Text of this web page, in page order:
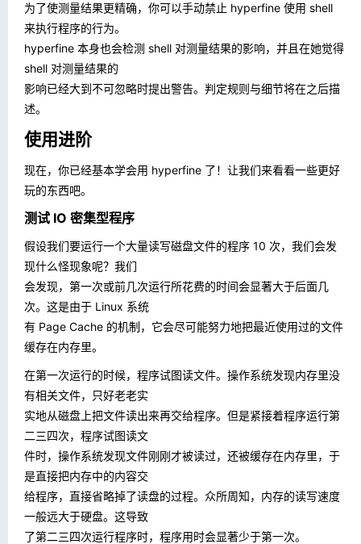
为了使测量结果更精确，你可以手动禁止 hyperfine 使用 shell
来执行程序的行为。
hyperfine 本身也会检测 shell 对测量结果的影响，并且在她觉得
shell 对测量结果的
影响已经大到不可忽略时提出警告。判定规则与细节将在之后描
述。
使用进阶
现在，你已经基本学会用 hyperfine 了！让我们来看看一些更好
玩的东西吧。
测试 IO 密集型程序
假设我们要运行一个大量读写磁盘文件的程序 10 次，我们会发
现什么怪现象呢？我们
会发现，第一次或前几次运行所花费的时间会显著大于后面几
次。这是由于 Linux 系统
有 Page Cache 的机制，它会尽可能努力地把最近使用过的文件
缓存在内存里。
在第一次运行的时候，程序试图读文件。操作系统发现内存里没
有相关文件，只好老老实
实地从磁盘上把文件读出来再交给程序。但是紧接着程序运行第
二三四次，程序试图读文
件时，操作系统发现文件刚刚才被读过，还被缓存在内存里，于
是直接把内存中的内容交
给程序，直接省略掉了读盘的过程。众所周知，内存的读写速度
一般远大于硬盘。这导致
了第二三四次运行程序时，程序用时会显著少于第一次。